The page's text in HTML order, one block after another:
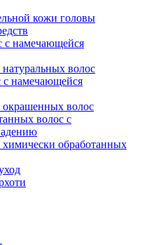
кожи головы
с намечающейся
волос
с намечающейся
окрашенных волос
волос с
обработанных